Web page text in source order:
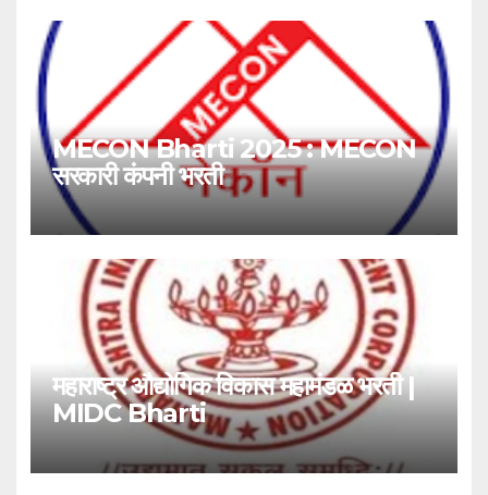
MECON Bharti 2025 : MECON
सरकारी कंपनी भरती
महाराष्ट्र औद्योगिक विकास महामंडळ भरती |
MIDC Bharti